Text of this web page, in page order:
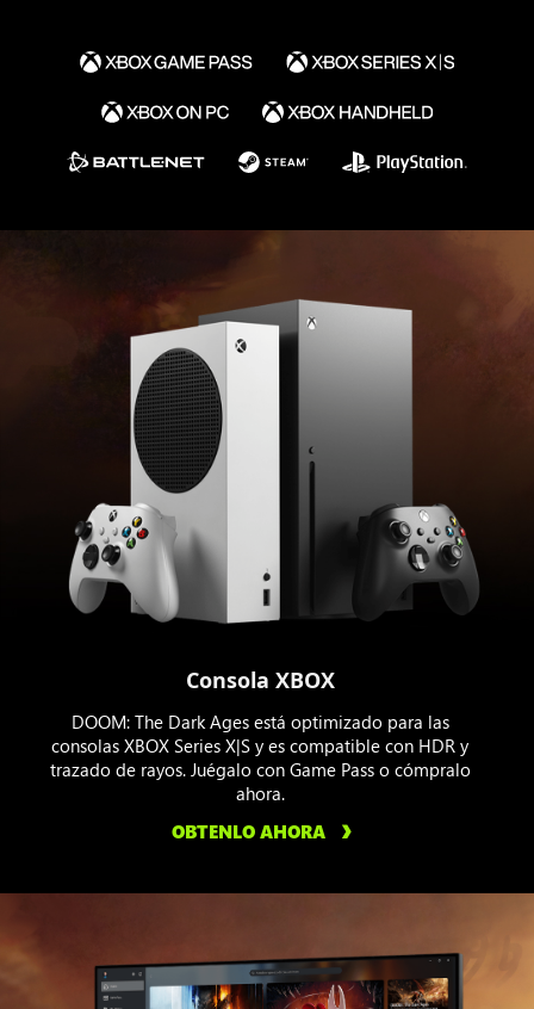
Consola XBOX
DOOM: The Dark Ages está optimizado para las
consolas XBOX Series X|S y es compatible con HDR y
trazado de rayos. Juégalo con Game Pass o cómpralo
ahora.
OBTENLO AHORA